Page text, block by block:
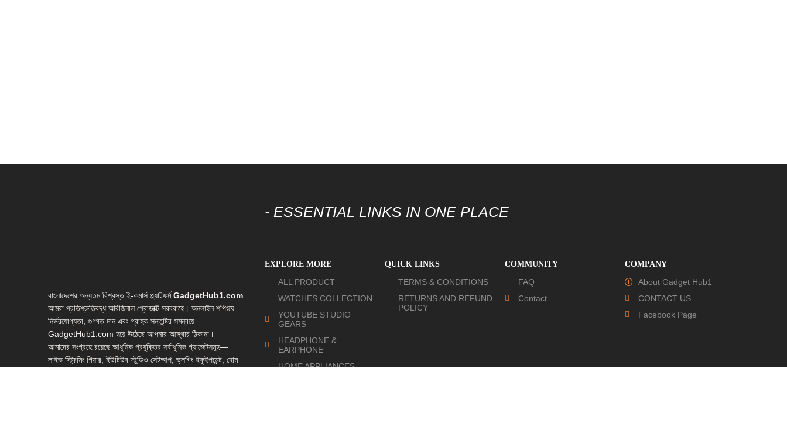
বাংলাদেশের অন্যতম বিশ্বস্ত ই-কমার্স প্ল্যাটফর্মGadgetHub1.com
আমরা প্রতিশ্রুতিবদ্ধ অরিজিনাল প্রোডাক্ট সরবরাহে। অনলাইন শপিংয়ে
নির্ভরযোগ্যতা, গুণগত মান এবং গ্রাহক সন্তুষ্টির সমন্বয়ে
GadgetHub1.com হয়ে উঠেছে আপনার আস্থার ঠিকানা।
আমাদের সংগ্রহে রয়েছে আধুনিক প্রযুক্তির সর্বাধুনিক গ্যাজেটসমূহ—
লাইভ স্ট্রিমিং গিয়ার, ইউটিউব স্টুডিও সেটআপ, ভ্লগিং ইকুইপমেন্ট, হোম
- ESSENTIAL LINKS IN ONE PLACE
EXPLORE MORE
ALL PRODUCT
WATCHES COLLECTION
YOUTUBE STUDIO
GEARS
HEADPHONE &
EARPHONE
HOME APPLIANCES
QUICK LINKS
TERMS & CONDITIONS
RETURNS AND REFUND
POLICY
COMMUNITY
FAQ
Contact
COMPANY
About Gadget Hub1
CONTACT US
Facebook Page